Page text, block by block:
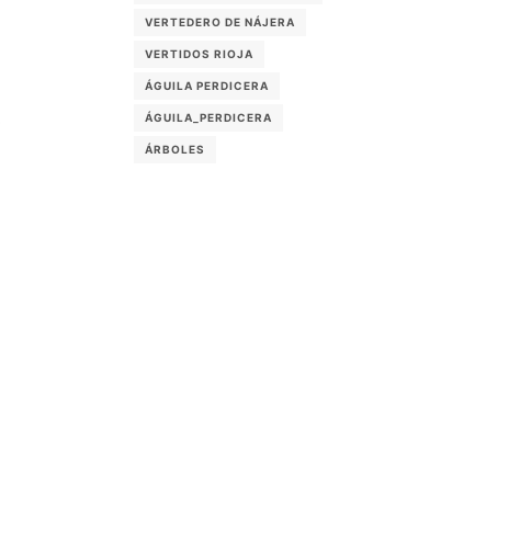
VERTEDERO DE NÁJERA
VERTIDOS RIOJA
ÁGUILA PERDICERA
ÁGUILA_PERDICERA
ÁRBOLES